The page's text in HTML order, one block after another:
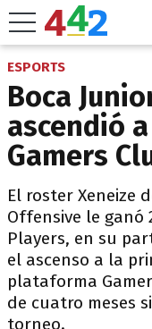
ESPORTS
Boca
ascendió
Gamers
El roster Xeneize
Offensive le ganó
Players, en su
el ascenso a la
plataforma
de cuatro meses
torneo.